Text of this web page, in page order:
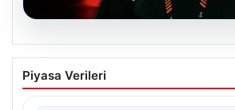
Manchester United resmen
Altay Bayındır’ın yeni
Piyasa Verileri